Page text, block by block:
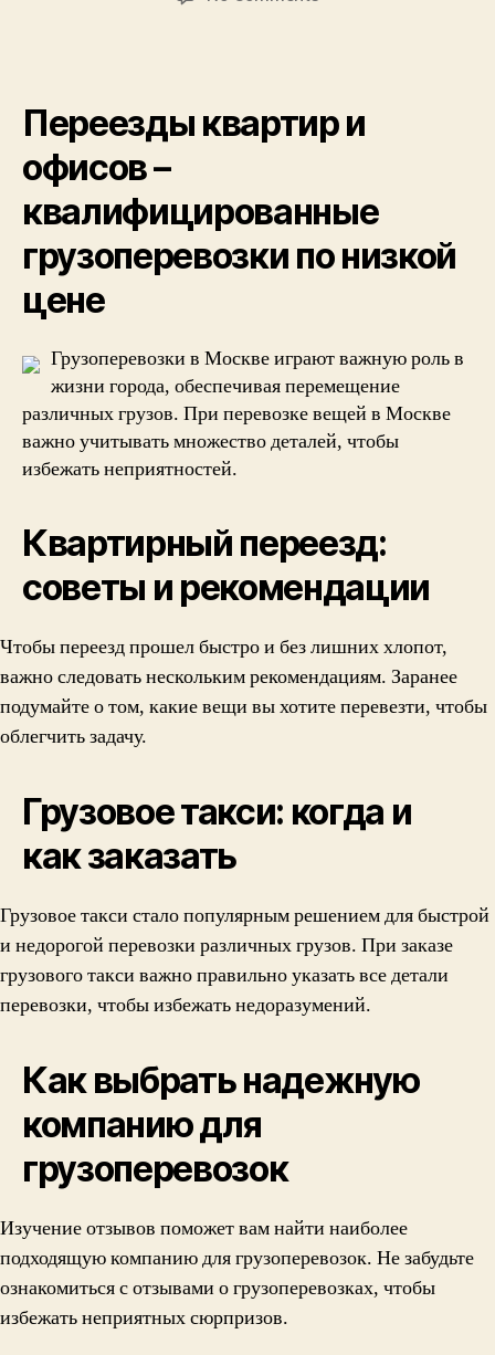
транспорта
за
комфортный
для
Переезды квартир и
офисов –
квалифицированные
грузоперевозки по низкой
цене
Грузоперевозки в Москве играют важную роль в
жизни города, обеспечивая перемещение
различных грузов. При перевозке вещей в Москве
важно учитывать множество деталей, чтобы
избежать неприятностей.
Квартирный переезд:
советы и рекомендации
Чтобы переезд прошел быстро и без лишних хлопот,
важно следовать нескольким рекомендациям. Заранее
подумайте о том, какие вещи вы хотите перевезти, чтобы
облегчить задачу.
Грузовое такси: когда и
как заказать
Грузовое такси стало популярным решением для быстрой
и недорогой перевозки различных грузов. При заказе
грузового такси важно правильно указать все детали
перевозки, чтобы избежать недоразумений.
Как выбрать надежную
компанию для
грузоперевозок
Изучение отзывов поможет вам найти наиболее
подходящую компанию для грузоперевозок. Не забудьте
ознакомиться с отзывами о грузоперевозках, чтобы
избежать неприятных сюрпризов.